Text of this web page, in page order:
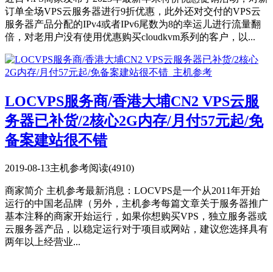
订单全场VPS云服务器进行9折优惠，此外还对交付的VPS云
服务器产品分配的IPv4或者IPv6尾数为8的幸运儿进行流量翻
倍，对老用户没有使用优惠购买cloudkvm系列的客户，以...
LOCVPS服务商/香港大埔CN2 VPS云服
务器已补货/2核心2G内存/月付57元起/免
备案建站很不错
2019-08-13主机参考阅读(4910)
商家简介 主机参考最新消息：LOCVPS是一个从2011年开始
运行的中国老品牌（另外，主机参考每篇文章关于服务器推广
基本注释的商家开始运行，如果你想购买VPS，独立服务器或
云服务器产品，以稳定运行对于项目或网站，建议您选择具有
两年以上经营业...